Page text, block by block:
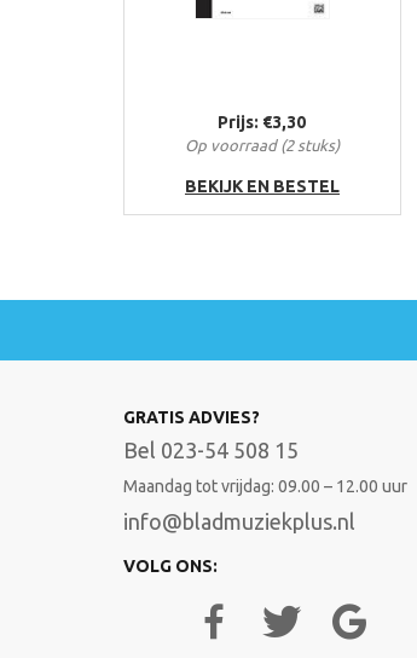
Prijs: €3,30
Op voorraad (2 stuks)
BEKIJK EN BESTEL
GRATIS ADVIES?
Bel 023-54 508 15
Maandag tot vrijdag: 09.00 – 12.00 uur
info@bladmuziekplus.nl
VOLG ONS: